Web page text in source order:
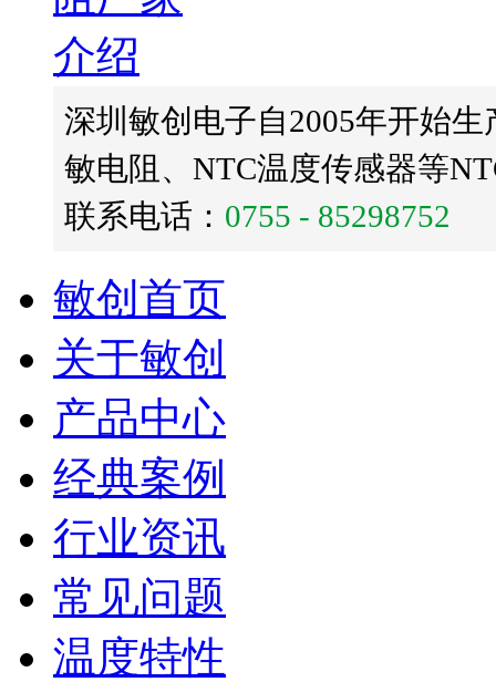
深圳敏创电子自2005年开始
敏电阻、NTC温度传感器等
联系电话： 0755 - 85298752
敏创首页
关于敏创
产品中心
经典案例
行业资讯
常见问题
温度特性